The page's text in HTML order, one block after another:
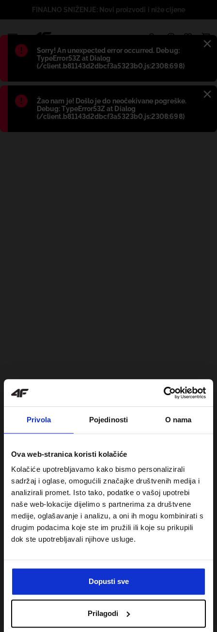
Privola Pojedinosti O nama
Ova web-stranica koristi kolačiće
Kolačiće upotrebljavamo kako bismo personalizirali
sadržaj i oglase, omogućili značajke društvenih medija i
analizirali promet. Isto tako, podatke o vašoj upotrebi
naše web-lokacije dijelimo s partnerima za društvene
medije, oglašavanje i analizu, a oni ih mogu kombinirati s
drugim podacima koje ste im pružili ili koje su prikupili
dok ste upotrebljavali njihove usluge.
Dopusti sve
Prilagodi
Błąd:
Sorry! An unexpected error occurred. Debug:
TypeError53Z at Dialog
(/client.b81143d2dbcf3a5323b0.js:2308:698)
Błąd:
Žao nam je! Došlo je do neočekivane pogreške.
Debug: TypeError53Z at Dialog
(/client.b81143d2dbcf3a5323b0.js:2308:698)
FINALNO SNIŽENJE: Novi proizvodi i niže cijene